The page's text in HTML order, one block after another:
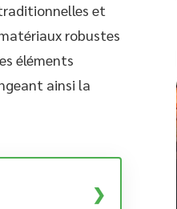
et
robustes
éléments
ainsi la